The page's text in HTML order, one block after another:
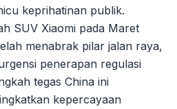
keprihatinan publik.
SUV Xiaomi pada Maret
menabrak pilar jalan raya,
penerapan regulasi
tegas China ini
kepercayaan